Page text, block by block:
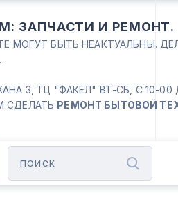
ЗАПЧАСТИ И РЕМОНТ.
МОГУТ БЫТЬ НЕАКТУАЛЬНЫ.
3, ТЦ "ФАКЕЛ" ВТ-СБ, С 10-00
СДЕЛАТЬ РЕМОНТ БЫТОВОЙ